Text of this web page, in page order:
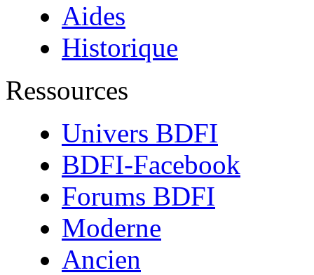
Aides
Historique
Ressources
Univers BDFI
BDFI-Facebook
Forums BDFI
Moderne
Ancien